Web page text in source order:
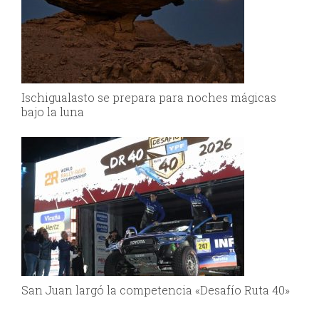
Ischigualasto se prepara para noches mágicas
bajo la luna
San Juan largó la competencia «Desafío Ruta 40»